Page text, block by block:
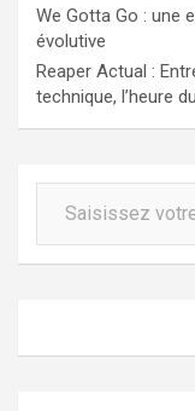
We Gotta Go : une
évolutive
Reaper Actual :
technique, l’heure
Saisissez votre adresse e-mail…